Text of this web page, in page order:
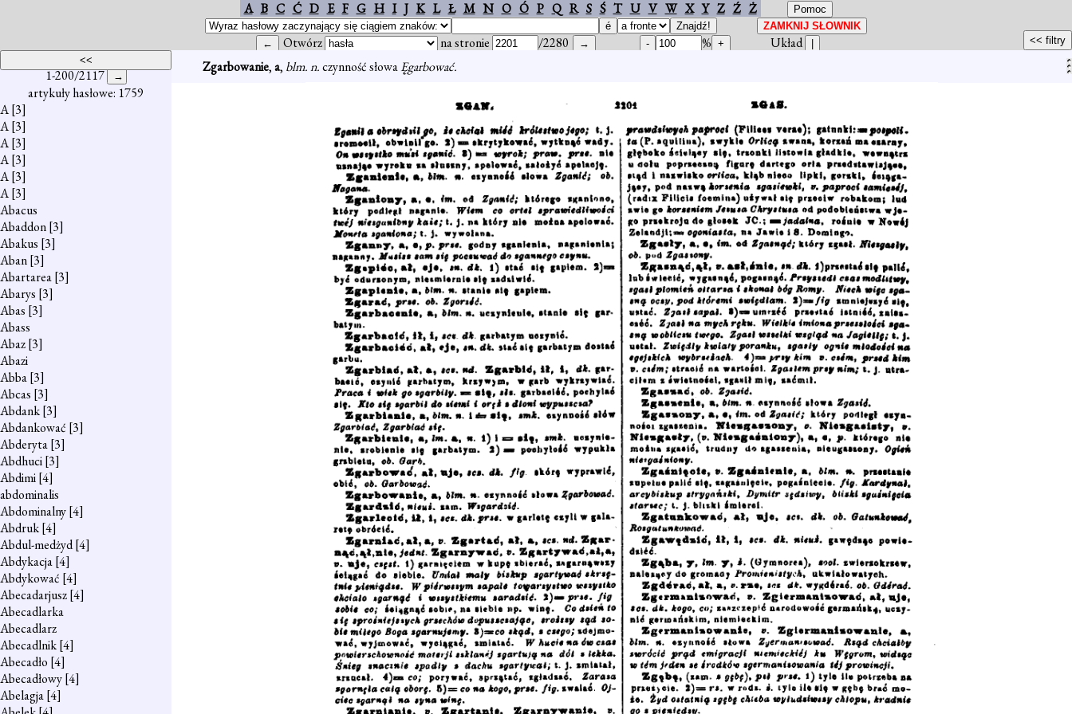
A B C Ć D E F G H I J K L Ł M N O Ó P Q R S Ś T U V W X Y Z Ź Ż
Otwórz na stronie /2280 %
Układ
1-200/2117
artykuły hasłowe: 1759
A[3]
A[3]
A[3]
A[3]
A[3]
A[3]
Abacus
Abaddon[3]
Abakus [3]
Aban[3]
Abartarea[3]
Abarys [3]
Abas [3]
Abass
Abaz[3]
Abazi
Abba[3]
Abcas [3]
Abdank[3]
Abdankować [3]
Abderyta[3]
Abdhuci[3]
Abdimi[4]
abdominalis
Abdominalny[4]
Abdruk[4]
Abdul-medżyd[4]
Abdykacja[4]
Abdykować [4]
Abecadarjusz[4]
Abecadlarka
Abecadlarz
Abecadlnik[4]
Abecadło [4]
Abecadłowy[4]
Abelagja[4]
Zgarbowanie,a, blm. n.czynność słowaĘgarbować.